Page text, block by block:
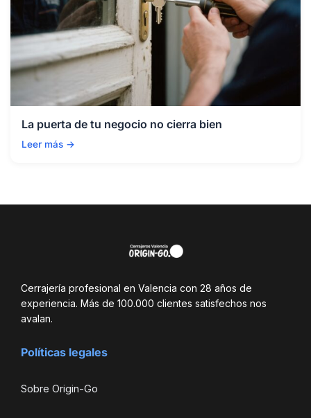
La puerta de tu negocio no cierra bien
Leer más →
Cerrajería profesional en Valencia con 28 años de
experiencia. Más de 100.000 clientes satisfechos nos
avalan.
Políticas legales
Sobre Origin-Go